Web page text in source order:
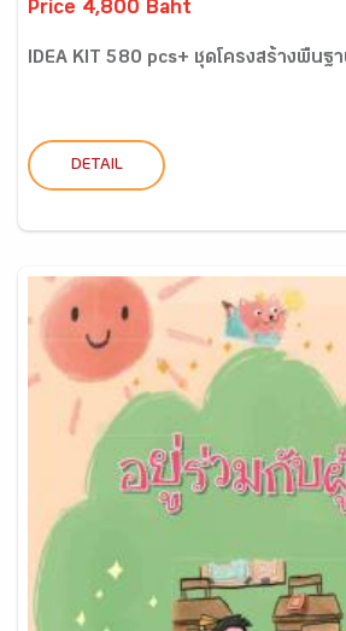
Price 4,800 Baht
IDEA KIT 580 pcs+ ชุดโครงสร้างพื้นฐ
DETAIL